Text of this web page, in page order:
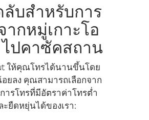
ลับสำหรับการ
ากหมู่เกาะโอ
ปคาซัคสถาน
ให้คุณโทรได้นานขึ้นโดย
อยลง คุณสามารถเลือกจาก
ารโทรที่มีอัตราค่าโทรต่ำ
ะยืดหยุ่นได้ของเรา: